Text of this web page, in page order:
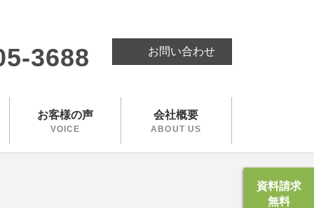
3688 お問い合わせ
お客様の声
VOICE
会社概要
ABOUT US
資料請求
無料